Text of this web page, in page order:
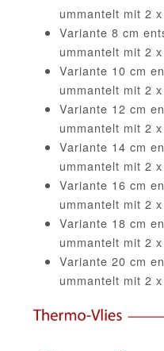
ummantelt mit 2
Variante 8 cm
ummantelt mit 2
Variante 10 cm
ummantelt mit 2
Variante 12 cm
ummantelt mit 2
Variante 14 cm
ummantelt mit 2
Variante 16 cm
ummantelt mit 2
Variante 18 cm
ummantelt mit 2
Variante 20 cm
ummantelt mit 2